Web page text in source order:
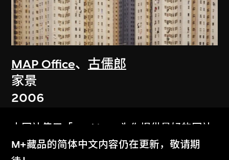
MAP Office、 古儒郎
家景
2006
本网站使用「Cookies」为你提供最好的网站
体验。
M+藏品的简体中文内容仍在更新，敬请期